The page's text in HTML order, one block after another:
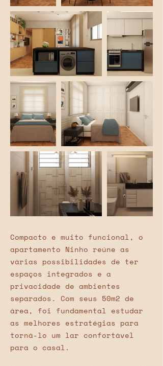
Compacto e muito funcional, o
apartamento Ninho reúne as
várias possibilidades de ter
espaços integrados e a
privacidade de ambientes
separados. Com seus 50m2 de
área, foi fundamental estudar
as melhores estratégias para
torná-lo um lar confortável
para o casal.